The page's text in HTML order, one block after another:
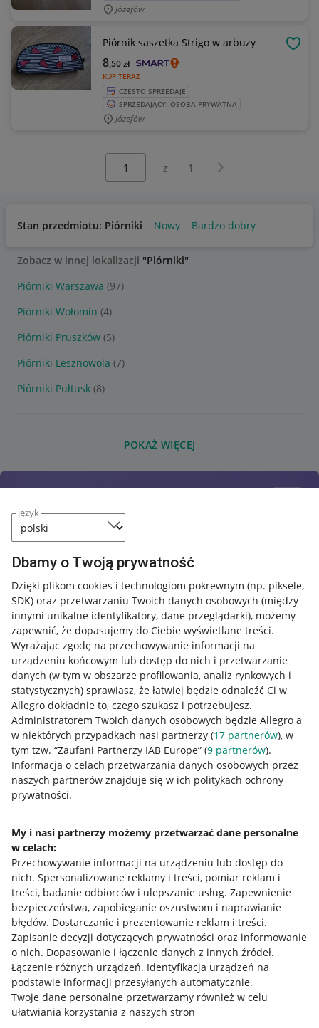
język
Dbamy o Twoją prywatność
Dzięki plikom cookies i technologiom pokrewnym (np. piksele,
SDK) oraz przetwarzaniu Twoich danych osobowych (między
innymi unikalne identyfikatory, dane przeglądarki), możemy
zapewnić, że dopasujemy do Ciebie wyświetlane treści.
Wyrażając zgodę na przechowywanie informacji na
urządzeniu końcowym lub dostęp do nich i przetwarzanie
danych (w tym w obszarze profilowania, analiz rynkowych i
statystycznych) sprawiasz, że łatwiej będzie odnaleźć Ci w
Allegro dokładnie to, czego szukasz i potrzebujesz.
Administratorem Twoich danych osobowych będzie Allegro a
w niektórych przypadkach nasi partnerzy (17 partnerów), w
tym tzw. “Zaufani Partnerzy IAB Europe” (9 partnerów).
Informacja o celach przetwarzania danych osobowych przez
naszych partnerów znajduje się w ich politykach ochrony
prywatności.
My i nasi partnerzy możemy przetwarzać dane personalne
w celach:
Przechowywanie informacji na urządzeniu lub dostęp do
nich. Spersonalizowane reklamy i treści, pomiar reklam i
treści, badanie odbiorców i ulepszanie usług. Zapewnienie
bezpieczeństwa, zapobieganie oszustwom i naprawianie
błędów. Dostarczanie i prezentowanie reklam i treści.
Zapisanie decyzji dotyczących prywatności oraz informowanie
o nich. Dopasowanie i łączenie danych z innych źródeł.
Łączenie różnych urządzeń. Identyfikacja urządzeń na
podstawie informacji przesyłanych automatycznie.
Twoje dane personalne przetwarzamy również w celu
ułatwiania korzystania z naszych stron
Józefów
Piórnik saszetka Strigo w arbuzy
KUP TERAZ
8,50zł
CZĘSTO SPRZEDAJE
SPRZEDAJĄCY: OSOBA PRYWATNA
Józefów
z 1 Następna strona
Stan przedmiotu: Piórniki Nowy Bardzo dobry
Zobacz w innej lokalizacji "Piórniki"
Piórniki Warszawa (97)
Piórniki Wołomin (4)
Piórniki Pruszków (5)
Piórniki Lesznowola (7)
Piórniki Pułtusk (8)
POKAŻ WIĘCEJ
Przydatne informacje
Jak to działa
Allegro Gadane dla sprzedających
Allegro Gadane dla kupujących
Mapa miejscowości
Informacje prawne
Regulamin
Polityka plików "cookies"
Ustawienia plików "cookies"